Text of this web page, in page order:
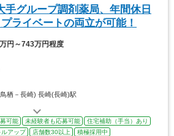
手グループ調剤薬局、年間休日
ライベートの両立が可能！
円～743万円程度
鳥栖－長崎) 長崎(長崎)駅
可能 未経験者も応募可能
住宅補助（手当）あり
ルアップ 店舗数30以上
積極採用中